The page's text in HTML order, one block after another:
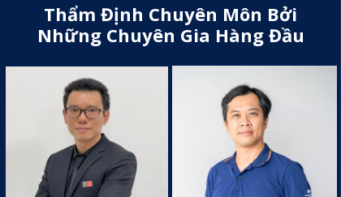
Thẩm Định Chuyên Môn Bởi
Những Chuyên Gia Hàng Đầu